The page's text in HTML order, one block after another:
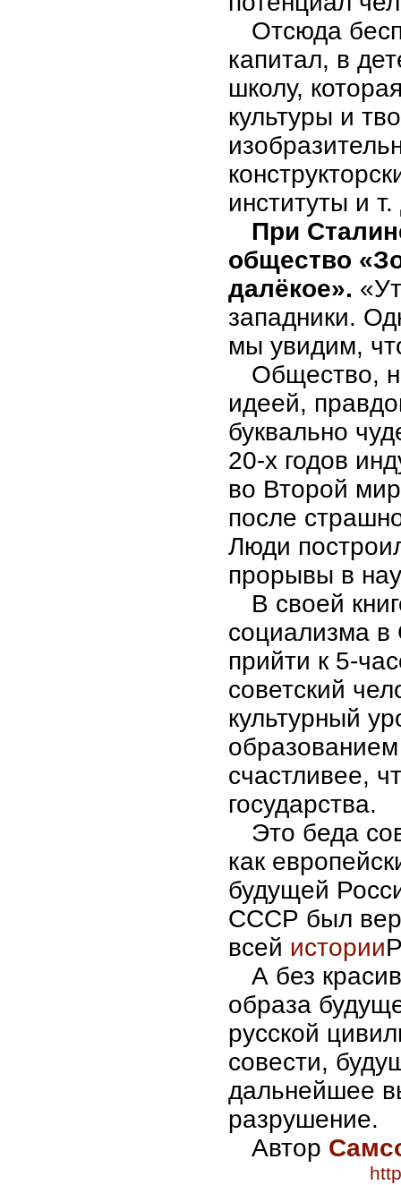
Отсюда
капитал, в
школу,
культуры и
институты и т.
При
общество
далёкое».
западники.
мы увидим,
Общество,
идеей,
буквально
20-х годов
во Второй
после
Люди
прорывы в
В своей
социализма
прийти к 5-
советский
культурный
счастливее,
государства.
Это беда
как
будущей
СССР был
всей истории
А без
образа
русской
совести,
дальнейшее
разрушение.
Автор